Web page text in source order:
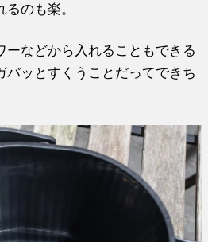
のも楽。
ーなどから入れることもできる
バッとすくうことだってできち